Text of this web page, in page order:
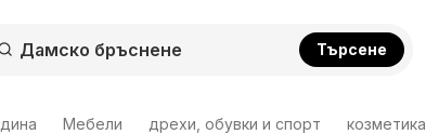
Търсене
Мебели дрехи, обувки и спорт козметика